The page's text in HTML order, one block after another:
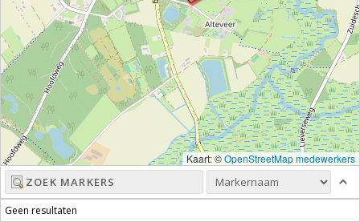
Kaart: ©OpenStreetMap medewerkers
Geen resultaten